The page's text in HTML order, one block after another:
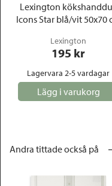
Lexington
Icons Star blå/vit 50x70
Lexington
195 kr
Lagervara 2-5 vardagar
Lägg i varukorg
Andra tittade också på